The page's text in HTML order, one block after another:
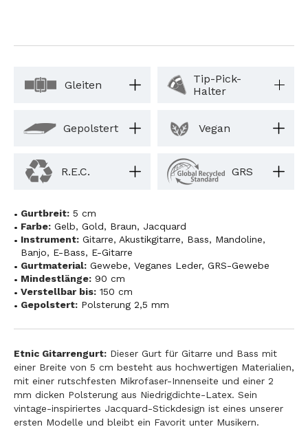
Gleiten
Tip-Pick-
Halter
Gepolstert Vegan
R.E.C. GRS
Gurtbreit: 5 cm
Farbe: Gelb, Gold, Braun, Jacquard
Instrument: Gitarre, Akustikgitarre, Bass, Mandoline,
Banjo, E-Bass, E-Gitarre
Gurtmaterial: Gewebe, Veganes Leder, GRS-Gewebe
Mindestlänge: 90 cm
Verstellbar bis: 150 cm
Gepolstert: Polsterung 2,5 mm
Etnic Gitarrengurt: Dieser Gurt für Gitarre und Bass mit
einer Breite von 5 cm besteht aus hochwertigen Materialien,
mit einer rutschfesten Mikrofaser-Innenseite und einer 2
mm dicken Polsterung aus Niedrigdichte-Latex. Sein
vintage-inspiriertes Jacquard-Stickdesign ist eines unserer
ersten Modelle und bleibt ein Favorit unter Musikern.